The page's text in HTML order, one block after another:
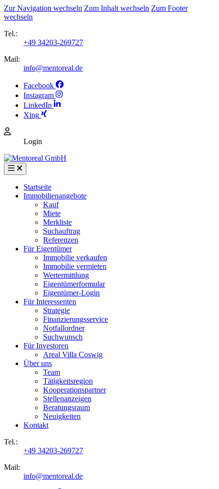
Zur Navigation wechseln Zum Inhalt wechseln Zum Footer
wechseln
Tel.:
+49 34203-269727
Mail:
info@mentoreal.de
Facebook
Instagram
LinkedIn
Xing
Login
Startseite
Immobilienangebote
Kauf
Miete
Merkliste
Suchauftrag
Referenzen
Für Eigentümer
Immobilie verkaufen
Immobilie vermieten
Wertermittlung
Eigentümerformular
Eigentümer-Login
Für Interessenten
Strategie
Finanzierungsservice
Notfallordner
Suchwunsch
Für Investoren
Areal Villa Coswig
Über uns
Team
Tätigkeitsregion
Kooperationspartner
Stellenanzeigen
Beratungsraum
Neuigkeiten
Kontakt
Tel.:
+49 34203-269727
Mail:
info@mentoreal.de